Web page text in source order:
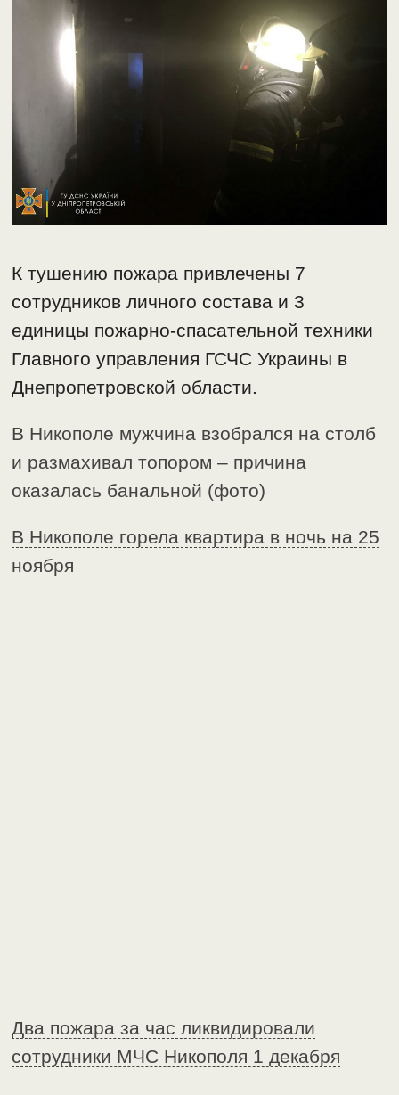
К тушению пожара привлечены 7
сотрудников личного состава и 3
единицы пожарно-спасательной техники
Главного управления ГСЧС Украины в
Днепропетровской области.
В Никополе мужчина взобрался на столб
и размахивал топором – причина
оказалась банальной (фото)
В Никополе горела квартира в ночь на 25
ноября
Два пожара за час ликвидировали
сотрудники МЧС Никополя 1 декабря